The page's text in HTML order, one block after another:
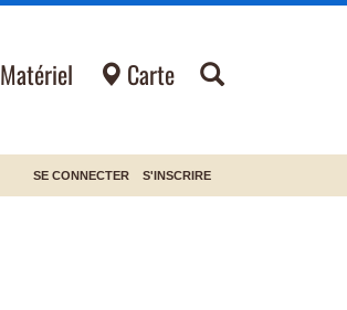
Matériel Carte
SE CONNECTER S'INSCRIRE